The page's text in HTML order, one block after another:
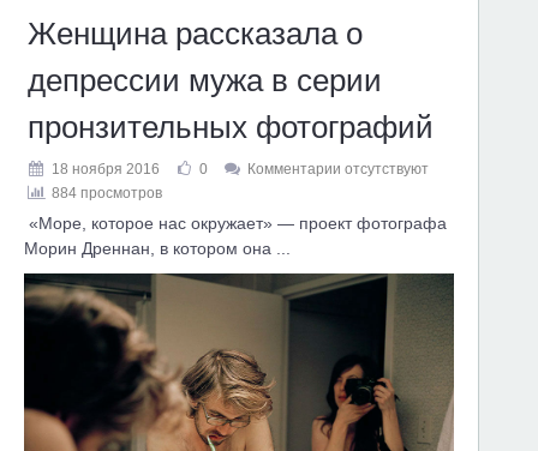
Женщина рассказала о
депрессии мужа в серии
пронзительных фотографий
18 ноября 2016 0
Комментарии отсутствуют
884 просмотров
«Море, которое нас окружает» — проект фотографа
Морин Дреннан, в котором она ...